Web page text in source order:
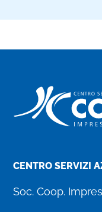
CENTRO SERVIZI
Soc. Coop.